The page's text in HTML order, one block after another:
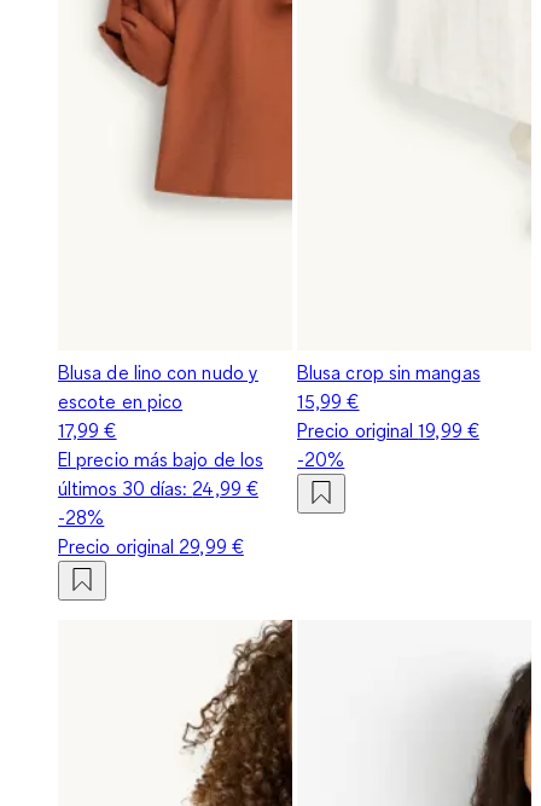
Blusa de lino con nudo y
escote en pico
17,99 €
El precio más bajo de los
últimos 30 días: 24,99 €
-28%
Precio original 29,99 €
Blusa crop sin mangas
15,99 €
Precio original19,99 €
-20%